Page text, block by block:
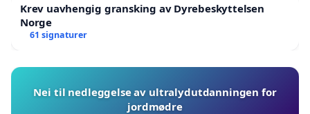
Krev uavhengig gransking av Dyrebeskyttelsen
Norge
61 signaturer
Nei til nedleggelse av ultralydutdanningen for
jordmødre